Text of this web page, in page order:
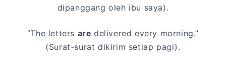
dipanggang oleh ibu saya).
“The letters aredelivered every morning.”
(Surat-surat dikirim setiap pagi).